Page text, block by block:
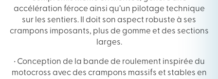
accélération féroce ainsi qu’un pilotage technique
sur les sentiers. Il doit son aspect robuste à ses
crampons imposants, plus de gomme et des sections
larges.
• Conception de la bande de roulement inspirée du
motocross avec des crampons massifs et stables en